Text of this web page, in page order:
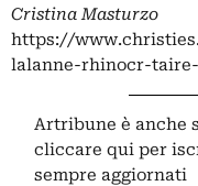
Cristina Masturzo
https://
lalanne-rhinocr-
Artribune è anche
cliccare qui per
sempre aggiornati